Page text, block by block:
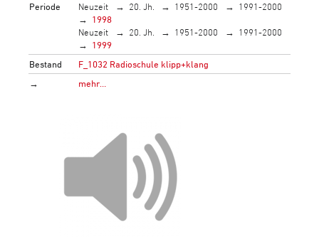
Periode
Neuzeit 20. Jh. 1951-2000
1991-2000
1998
Neuzeit
20. Jh. 1951-2000
1991-2000
1999
Bestand
F_1032 Radioschule klipp+klang
→
mehr…